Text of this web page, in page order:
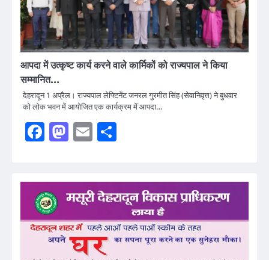
आपदा में उत्कृष्ट कार्य करने वाले कार्मिकों को राज्यपाल ने किया
सम्मानित…
देहरादून 1 अप्रैल। राज्यपाल लेफ्टिनेंट जनरल गुरमीत सिंह (सेवानिवृत्त) ने बुधवार
को लोक भवन में आयोजित एक कार्यक्रम में आपदा…
Facebook
Mastodon
Email